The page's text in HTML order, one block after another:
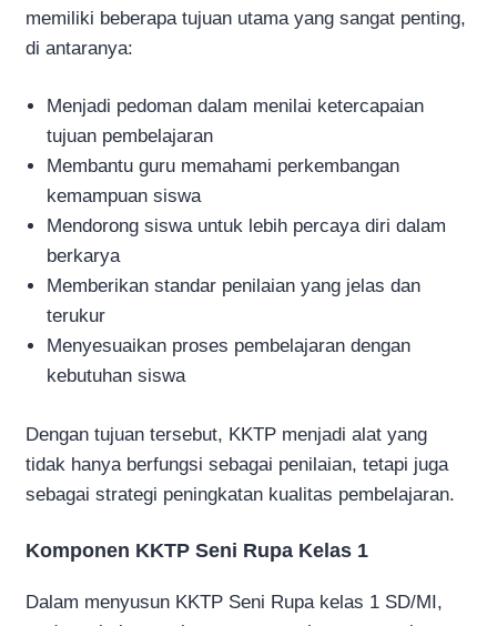
memiliki beberapa tujuan utama yang sangat penting,
di antaranya:
Menjadi pedoman dalam menilai ketercapaian
tujuan pembelajaran
Membantu guru memahami perkembangan
kemampuan siswa
Mendorong siswa untuk lebih percaya diri dalam
berkarya
Memberikan standar penilaian yang jelas dan
terukur
Menyesuaikan proses pembelajaran dengan
kebutuhan siswa
Dengan tujuan tersebut, KKTP menjadi alat yang
tidak hanya berfungsi sebagai penilaian, tetapi juga
sebagai strategi peningkatan kualitas pembelajaran.
Komponen KKTP Seni Rupa Kelas 1
Dalam menyusun KKTP Seni Rupa kelas 1 SD/MI,